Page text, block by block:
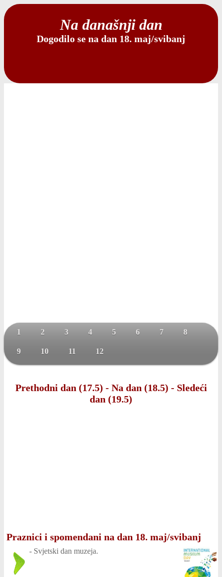
Na današnji dan
Dogodilo se na dan 18. maj/svibanj
1 2 3 4 5 6 7 8
9 10 11 12
Prethodni dan (17.5) - Na dan (18.5) - Sledeći
dan (19.5)
Praznici i spomendani na dan 18. maj/svibanj
- Svjetski dan muzeja.